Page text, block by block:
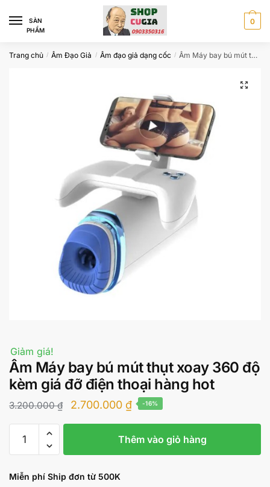
navigation
content
SÀN
PHẨM
0
Trang chủ / Âm Đạo Giả / Âm đạo giả dạng cốc / Âm Máy bay bú mút thụt xoay 360 độ kèm giá đỡ điện thoại hàng hot
Giảm giá!
Âm Máy bay bú mút thụt xoay 360 độ
kèm giá đỡ điện thoại hàng hot
3.200.000₫
Giá
gốc
3.200.000 ₫.
2.700.000 ₫Giá
hiện
tại
là:
-16%
Máy
bú
Thêm vào giỏ hàng
Miễn phí Ship đơn từ 500K